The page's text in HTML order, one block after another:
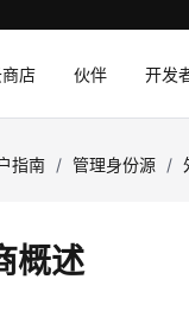
店 伙伴 开发
指南 / 管理身份源 /
概述